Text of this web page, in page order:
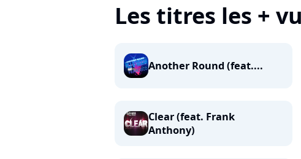
Les titres les +
Another Round (feat....
Clear (feat. Frank
Anthony)